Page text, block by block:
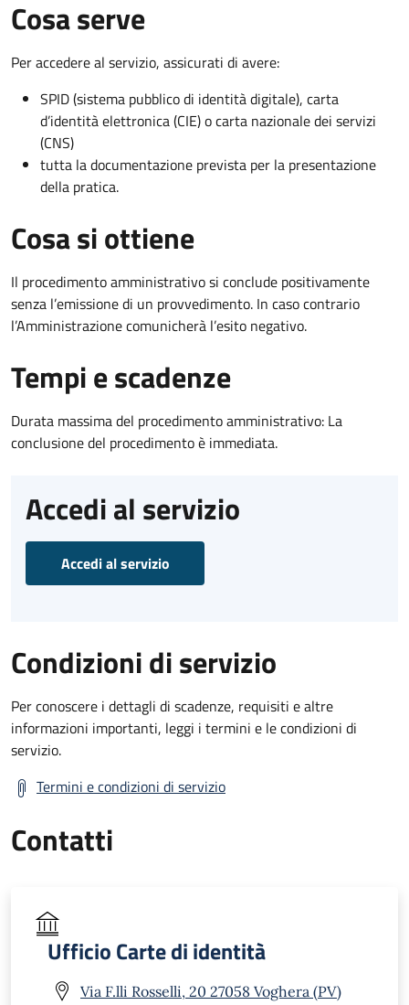
Cosa serve
Per accedere al servizio, assicurati di avere:
SPID (sistema pubblico di identità digitale), carta
d’identità elettronica (CIE) o carta nazionale dei servizi
(CNS)
tutta la documentazione prevista per la presentazione
della pratica.
Cosa si ottiene
Il procedimento amministrativo si conclude positivamente
senza l’emissione di un provvedimento. In caso contrario
l’Amministrazione comunicherà l’esito negativo.
Tempi e scadenze
Durata massima del procedimento amministrativo: La
conclusione del procedimento è immediata.
Accedi al servizio
Accedi al servizio
Condizioni di servizio
Per conoscere i dettagli di scadenze, requisiti e altre
informazioni importanti, leggi i termini e le condizioni di
servizio.
Termini e condizioni di servizio
Contatti
Ufficio Carte di identità
Via F.lli Rosselli, 20 27058 Voghera (PV)